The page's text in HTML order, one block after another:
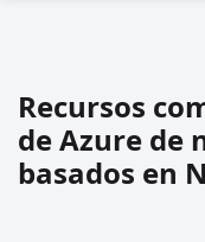
Recursos
de Azure de
basados en